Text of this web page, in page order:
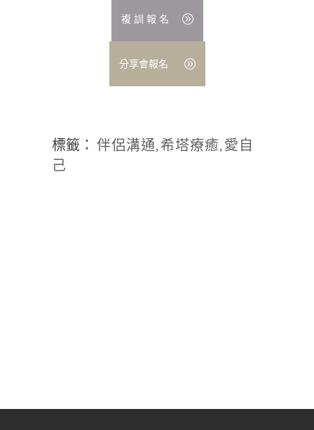
複 訓 報 名
分享會報名
標籤： 伴侶溝通, 希塔療癒, 愛自
己